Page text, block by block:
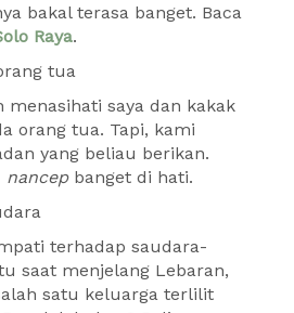
bakal terasa banget. Baca
Raya.
tua
menasihati saya dan kakak
orang tua. Tapi, kami
yang beliau berikan.
nancepbanget di hati.
terhadap saudara-
saat menjelang Lebaran,
satu keluarga terlilit